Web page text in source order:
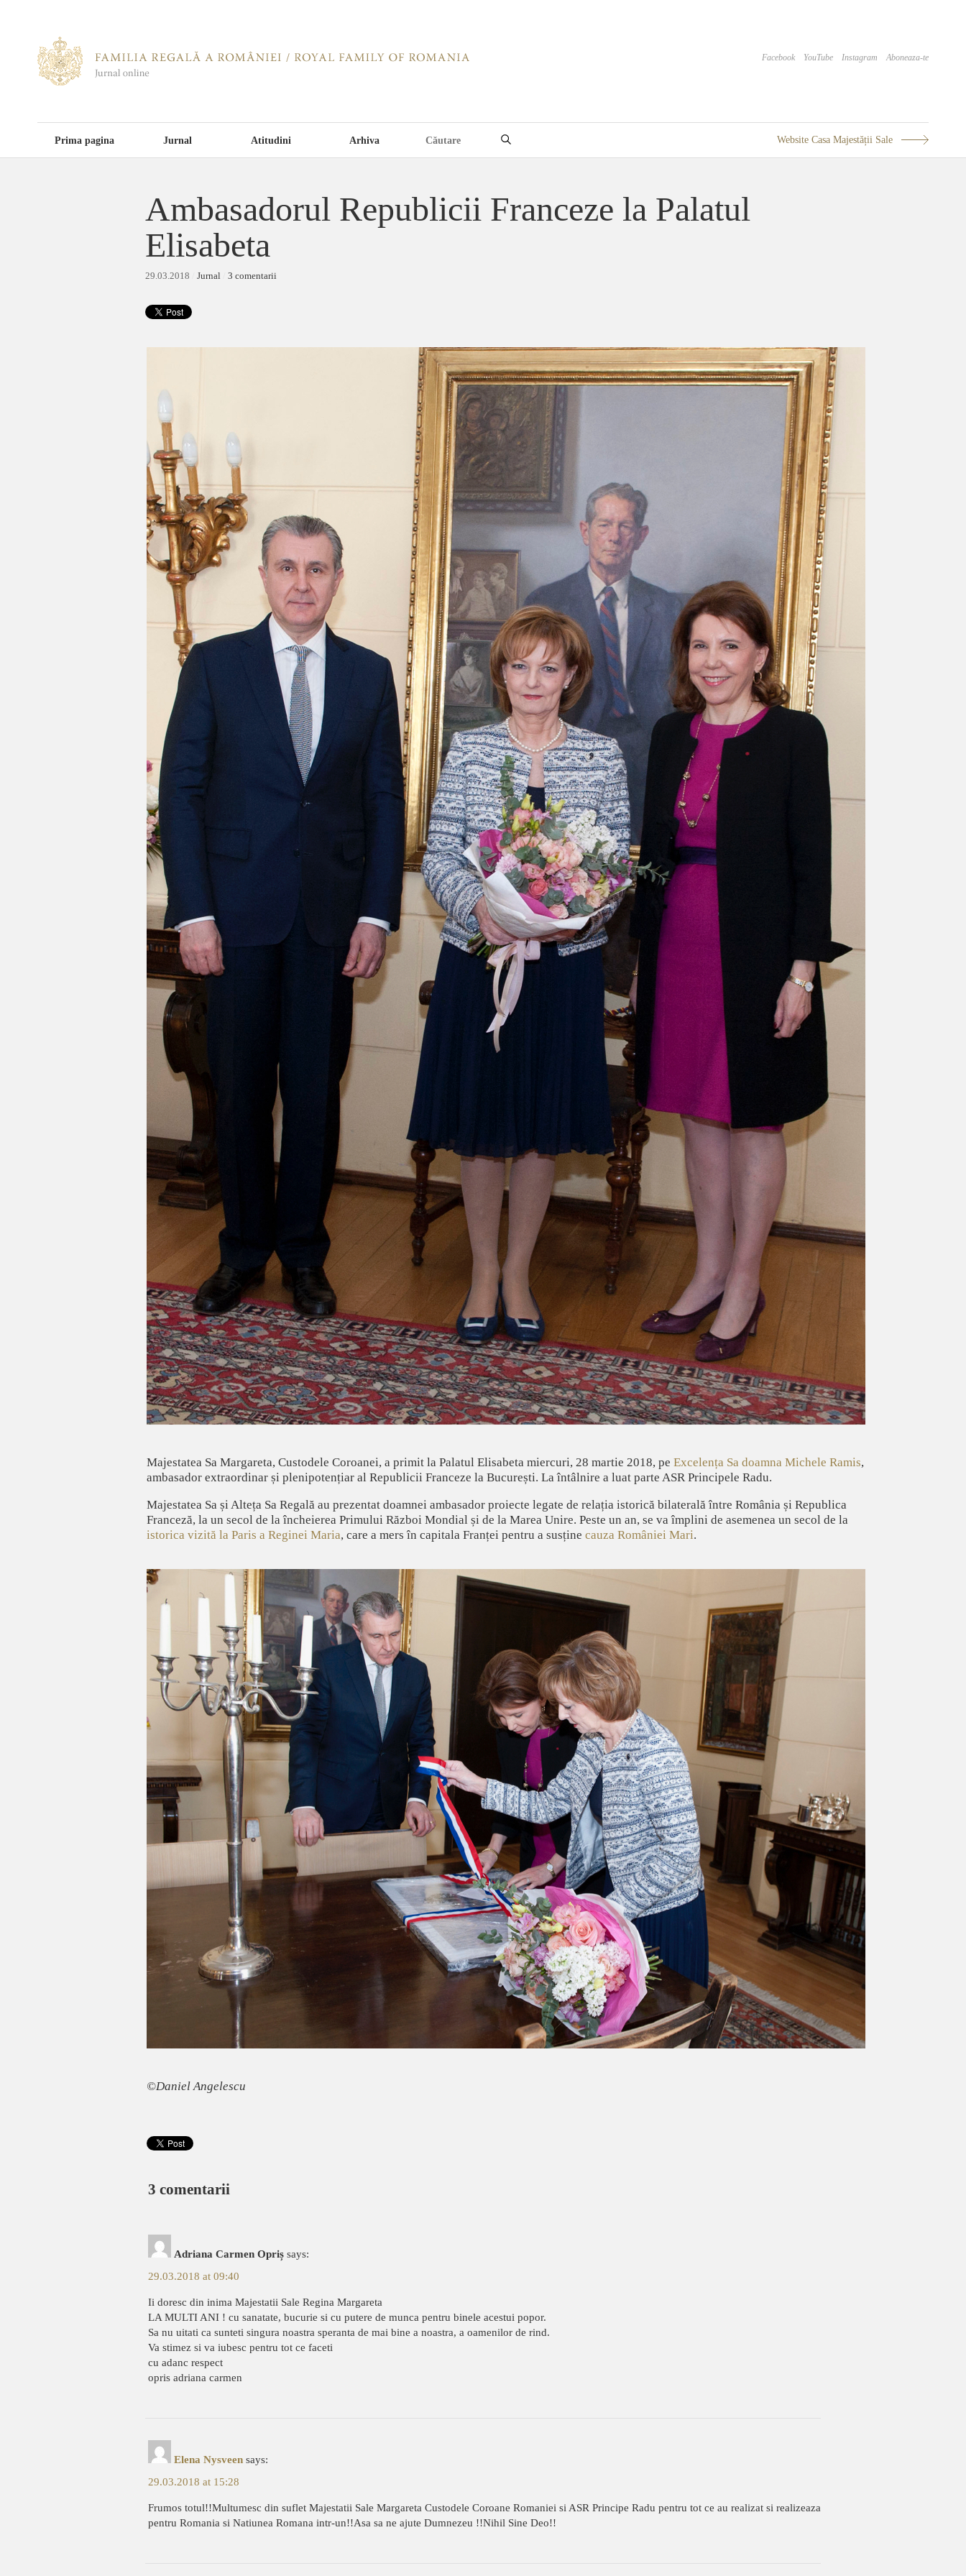
Facebook YouTube Instagram Aboneaza-te
Prima pagina Jurnal Atitudini Arhiva Website Casa Majestății Sale
Ambasadorul Republicii Franceze la Palatul
Elisabeta
29.03.2018 Jurnal 3 comentarii
Majestatea Sa Margareta, Custodele Coroanei, a primit la Palatul Elisabeta miercuri, 28 martie 2018, pe Excelența Sa doamna Michele Ramis,
ambasador extraordinar și plenipotențiar al Republicii Franceze la București. La întâlnire a luat parte ASR Principele Radu.
Majestatea Sa și Alteța Sa Regală au prezentat doamnei ambasador proiecte legate de relația istorică bilaterală între România și Republica
Franceză, la un secol de la încheierea Primului Război Mondial și de la Marea Unire. Peste un an, se va împlini de asemenea un secol de la
istorica vizită la Paris a Reginei Maria, care a mers în capitala Franței pentru a susține cauza României Mari.
©Daniel Angelescu
3 comentarii
Adriana Carmen Opriș says:
29.03.2018 at 09:40
Ii doresc din inima Majestatii Sale Regina Margareta
LA MULTI ANI ! cu sanatate, bucurie si cu putere de munca pentru binele acestui popor.
Sa nu uitati ca sunteti singura noastra speranta de mai bine a noastra, a oamenilor de rind.
Va stimez si va iubesc pentru tot ce faceti
cu adanc respect
opris adriana carmen
Elena Nysveen says:
29.03.2018 at 15:28
Frumos totul!!Multumesc din suflet Majestatii Sale Margareta Custodele Coroane Romaniei si ASR Principe Radu pentru tot ce au realizat si realizeaza
pentru Romania si Natiunea Romana intr-un!!Asa sa ne ajute Dumnezeu !!Nihil Sine Deo!!